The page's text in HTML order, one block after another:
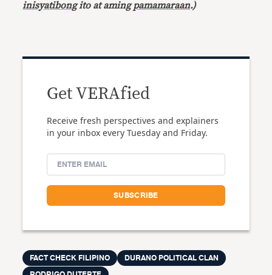
inisyatibongito at amingpamamaraan.)
Get VERAfied
Receive fresh perspectives and explainers
in your inbox every Tuesday and Friday.
FACT CHECK FILIPINO
DURANO POLITICAL CLAN